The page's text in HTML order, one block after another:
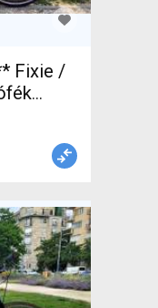
Fixie /